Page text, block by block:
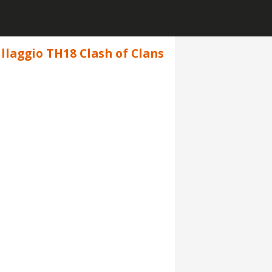
TH18 Clash of Clans